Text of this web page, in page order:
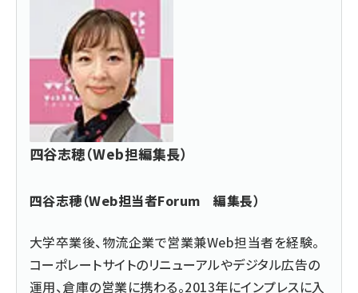
四谷志穂（Web担編集長）
四谷志穂（Web担当者Forum 編集長）
大学卒業後、物流企業で営業兼Web担当者を経験。
コーポレートサイトのリニューアルやデジタル広告の
運用、倉庫の営業に携わる。2013年にインプレスに入